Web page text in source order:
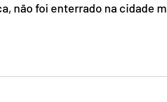
não foi enterrado na cidade